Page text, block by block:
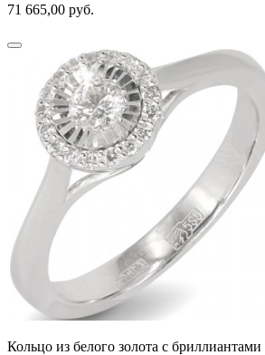
71 665,00 руб.
Кольцо из белого золота с бриллиантами